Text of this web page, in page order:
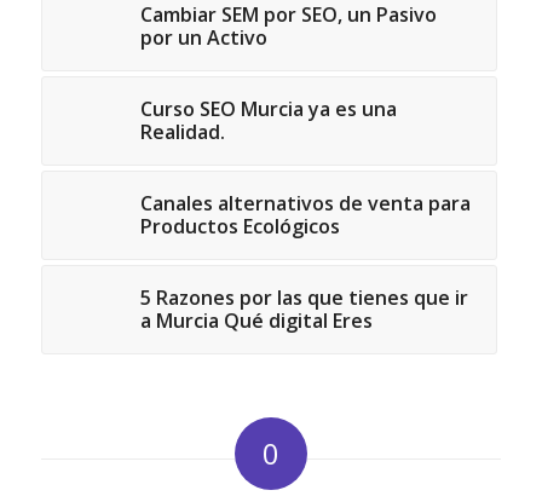
Cambiar SEM por SEO, un Pasivo
por un Activo
Curso SEO Murcia ya es una
Realidad.
Canales alternativos de venta para
Productos Ecológicos
5 Razones por las que tienes que ir
a Murcia Qué digital Eres
0